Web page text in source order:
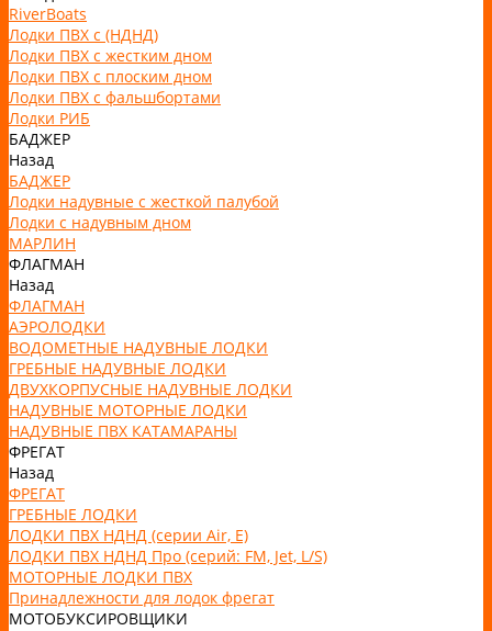
RiverBoats
Лодки ПВХ с (НДНД)
Лодки ПВХ с жестким дном
Лодки ПВХ с плоским дном
Лодки ПВХ с фальшбортами
Лодки РИБ
БАДЖЕР
Назад
БАДЖЕР
Лодки надувные с жесткой палубой
Лодки с надувным дном
МАРЛИН
ФЛАГМАН
Назад
ФЛАГМАН
АЭРОЛОДКИ
ВОДОМЕТНЫЕ НАДУВНЫЕ ЛОДКИ
ГРЕБНЫЕ НАДУВНЫЕ ЛОДКИ
ДВУХКОРПУСНЫЕ НАДУВНЫЕ ЛОДКИ
НАДУВНЫЕ МОТОРНЫЕ ЛОДКИ
НАДУВНЫЕ ПВХ КАТАМАРАНЫ
ФРЕГАТ
Назад
ФРЕГАТ
ГРЕБНЫЕ ЛОДКИ
ЛОДКИ ПВХ НДНД (серии Air, Е)
ЛОДКИ ПВХ НДНД Про (серий: FM, Jet, L/S)
МОТОРНЫЕ ЛОДКИ ПВХ
Принадлежности для лодок фрегат
МОТОБУКСИРОВЩИКИ